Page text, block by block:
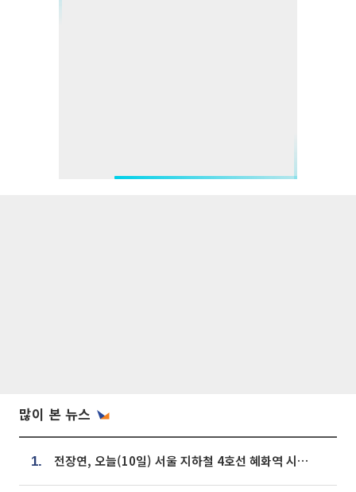
많이 본 뉴스
1. 전장연, 오늘(10일) 서울 지하철 4호선 혜화역 시위…1호선 용산역 무정차